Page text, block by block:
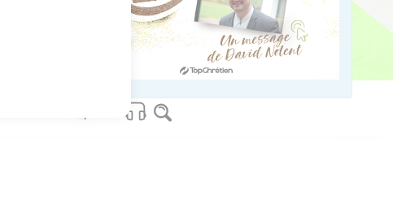
mon rocher, toi qui me